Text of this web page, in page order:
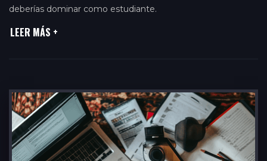
deberías dominar como estudiante.
LEER MÁS